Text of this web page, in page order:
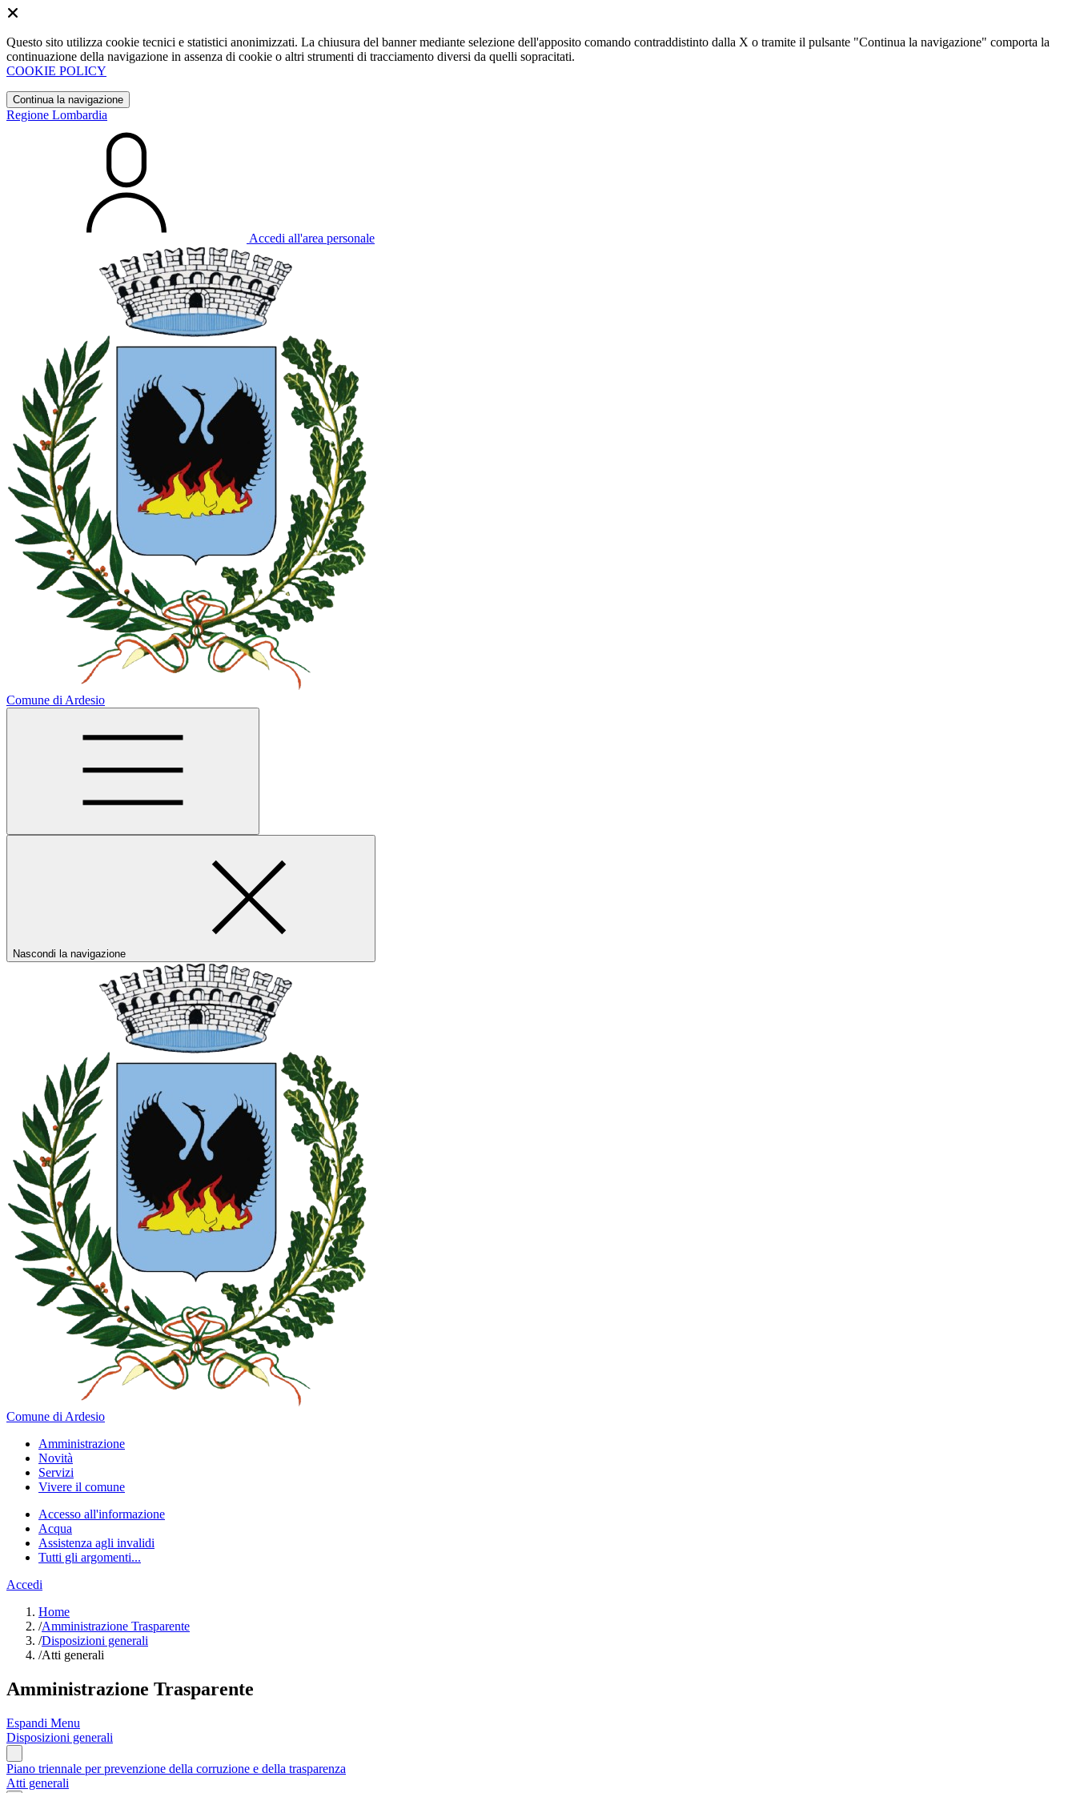
Questo sito utilizza cookie tecnici e statistici anonimizzati. La chiusura del banner mediante selezione dell'apposito comando contraddistinto dalla X o tramite il pulsante "Continua la navigazione" comporta la
continuazione della navigazione in assenza di cookie o altri strumenti di tracciamento diversi da quelli sopracitati.
COOKIE POLICY
Continua la navigazione
Regione Lombardia
Accedi all'area personale
Comune di Ardesio
Nascondi la navigazione
Comune di Ardesio
Amministrazione
Novità
Servizi
Vivere il comune
Accesso all'informazione
Acqua
Assistenza agli invalidi
Tutti gli argomenti...
Accedi
Home
/Amministrazione Trasparente
/Disposizioni generali
/Atti generali
Amministrazione Trasparente
Espandi Menu
Disposizioni generali
Piano triennale per prevenzione della corruzione e della trasparenza
Atti generali